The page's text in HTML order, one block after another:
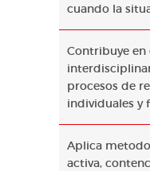
cuando la
Contribuye en
procesos de
individuales y
Aplica
activa,